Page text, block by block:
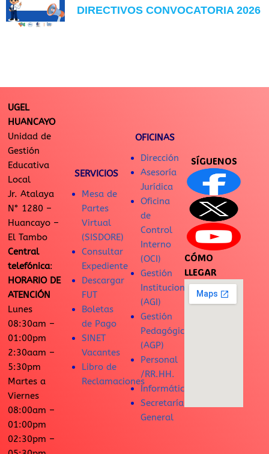
DIRECTIVOS CONVOCATORIA 2026
UGEL
HUANCAYO
Unidad de
Gestión
Educativa
Local
Jr. Atalaya
N° 1280 –
Huancayo –
El Tambo
Central
telefónica:
HORARIO DE
ATENCIÓN
Lunes
08:30am –
01:00pm
2:30aam –
5:30pm
Martes a
Viernes
08:00am –
01:00pm
02:30pm –
SERVICIOS
Mesa de
Partes
Virtual
(SISDORE)
Consultar
Expediente
Descargar
FUT
Boletas
de Pago
SINET
Vacantes
Libro de
Reclamaciones
OFICINAS
Dirección
Asesoría
Jurídica
Oficina
de
Control
Interno
(OCI)
Gestión
Institucional
(AGI)
Gestión
Pedagógica
(AGP)
Personal
/RR.HH.
Informática
Secretaría
General
SÍGUENOS
CÓMO
LLEGAR